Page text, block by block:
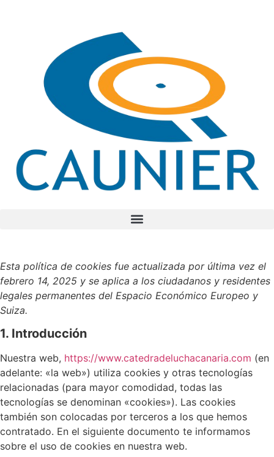
Esta política de cookies fue actualizada por última vez el
febrero 14, 2025 y se aplica a los ciudadanos y residentes
legales permanentes del Espacio Económico Europeo y
Suiza.
1. Introducción
Nuestra web, https://www.catedradeluchacanaria.com (en
adelante: «la web») utiliza cookies y otras tecnologías
relacionadas (para mayor comodidad, todas las
tecnologías se denominan «cookies»). Las cookies
también son colocadas por terceros a los que hemos
contratado. En el siguiente documento te informamos
sobre el uso de cookies en nuestra web.